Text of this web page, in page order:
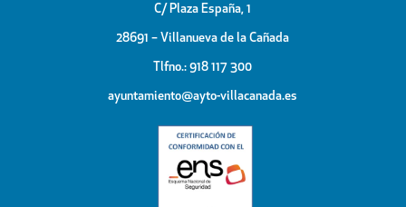
C/ Plaza España, 1
28691 – Villanueva de la Cañada
Tlfno.: 918 117 300
ayuntamiento@ayto-villacanada.es